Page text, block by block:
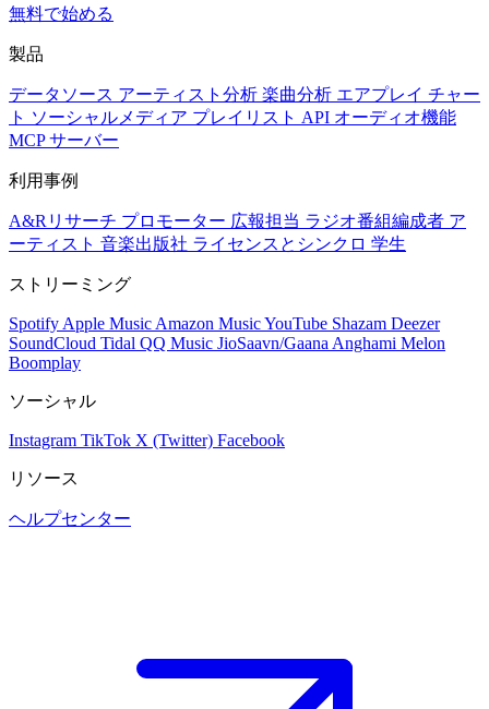
無料で始める
製品
データソース アーティスト分析 楽曲分析 エアプレイ チャー
ト ソーシャルメディア プレイリスト API オーディオ機能
MCP サーバー
利用事例
A&Rリサーチ プロモーター 広報担当 ラジオ番組編成者 ア
ーティスト 音楽出版社 ライセンスとシンクロ 学生
ストリーミング
Spotify Apple Music Amazon MusicYouTube Shazam Deezer
SoundCloud Tidal QQ Music JioSaavn/Gaana Anghami Melon
Boomplay
ソーシャル
Instagram TikTok X (Twitter) Facebook
リソース
ヘルプセンター